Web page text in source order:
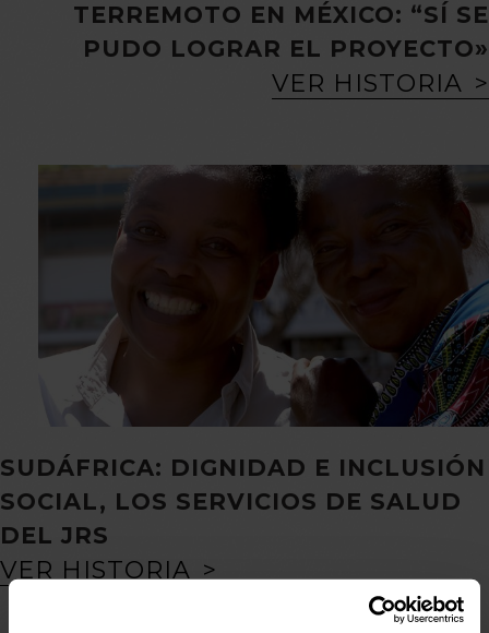
TERREMOTO EN MÉXICO: “SÍ SE
PUDO LOGRAR EL PROYECTO»
VER HISTORIA
SUDÁFRICA: DIGNIDAD E INCLUSIÓN
SOCIAL, LOS SERVICIOS DE SALUD
DEL JRS
VER HISTORIA